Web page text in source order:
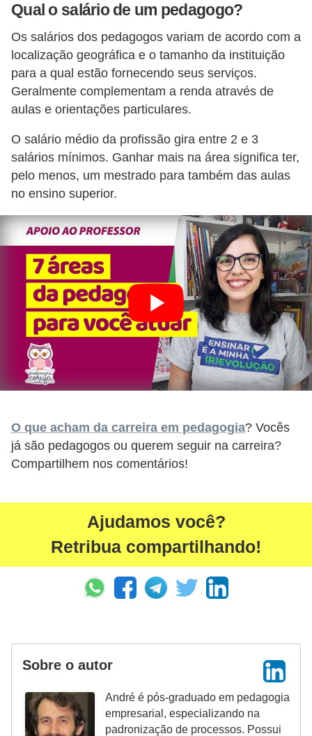
Qual o salário de um pedagogo?
Os salários dos pedagogos variam de acordo com a
localização geográfica e o tamanho da instituição
para a qual estão fornecendo seus serviços.
Geralmente complementam a renda através de
aulas e orientações particulares.
O salário médio da profissão gira entre 2 e 3
salários mínimos. Ganhar mais na área significa ter,
pelo menos, um mestrado para também das aulas
no ensino superior.
O que acham da carreira em pedagogia? Vocês
já são pedagogos ou querem seguir na carreira?
Compartilhem nos comentários!
Ajudamos você?
Retribua compartilhando!
Sobre o autor
André é pós-graduado em pedagogia
empresarial, especializando na
padronização de processos. Possui